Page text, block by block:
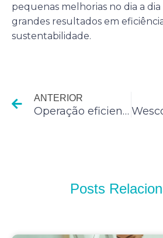
pequenas melhorias no dia a
grandes resultados em
sustentabilidade.
ANTERIOR
Operação eficiente nas cozinhas de restaurantes: o papel da organização e da higiene
Posts